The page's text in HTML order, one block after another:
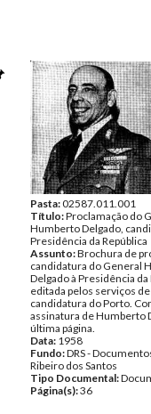
Pasta:02587.011.001
Título:Proclamação do
Humberto Delgado,
Presidência da República
Assunto:Brochura de
candidatura do General
Delgado à Presidência da
editada pelos serviços de
candidatura do Porto.
assinatura de Humberto
última página.
Data: 1958
Fundo:DRS -
Ribeiro dos Santos
Tipo Documental:
Página(s):36